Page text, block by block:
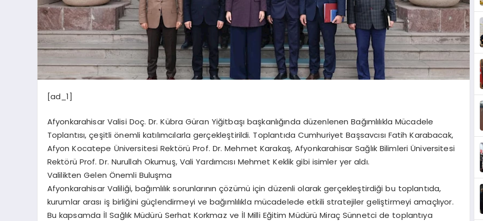
[ad_1]
Afyonkarahisar Valisi Doç. Dr. Kübra Güran Yiğitbaşı başkanlığında düzenlenen Bağımlılıkla Mücadele
Toplantısı, çeşitli önemli katılımcılarla gerçekleştirildi. Toplantıda Cumhuriyet Başsavcısı Fatih Karabacak,
Afyon Kocatepe Üniversitesi Rektörü Prof. Dr. Mehmet Karakaş, Afyonkarahisar Sağlık Bilimleri Üniversitesi
Rektörü Prof. Dr. Nurullah Okumuş, Vali Yardımcısı Mehmet Keklik gibi isimler yer aldı.
Valilikten Gelen Önemli Buluşma
Afyonkarahisar Valiliği, bağımlılık sorunlarının çözümü için düzenli olarak gerçekleştirdiği bu toplantıda,
kurumlar arası iş birliğini güçlendirmeyi ve bağımlılıkla mücadelede etkili stratejiler geliştirmeyi amaçlıyor.
Bu kapsamda İl Sağlık Müdürü Serhat Korkmaz ve İl Milli Eğitim Müdürü Miraç Sünnetci de toplantıya